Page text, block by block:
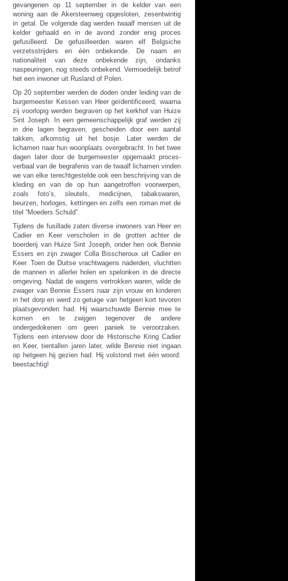
gevangenen op 11 september in de kelder van een
woning aan de Akersteenweg opgesloten, zesentwintig
in getal. De volgende dag werden twaalf mensen uit de
kelder gehaald en in de avond zonder enig proces
gefusilleerd. De gefusilleerden waren elf Belgsiche
verzetsstrijders en één onbekende. De naam en
nationaliteit van deze onbekende zijn, ondanks
naspeuringen, nog steeds onbekend. Vermoedelijk betrof
het een inwoner uit Rusland of Polen.
Op 20 september werden de doden onder leiding van de
burgemeester Kessen van Heer geïdentificeerd, waarna
zij voorlopig werden begraven op het kerkhof van Huize
Sint Joseph. In een gemeenschappelijk graf werden zij
in drie lagen begraven, gescheiden door een aantal
takken, afkomstig uit het bosje. Later werden de
lichamen naar hun woonplaats overgebracht. In het twee
dagen later door de burgemeester opgemaakt proces-
verbaal van de begrafenis van de twaalf lichamen vinden
we van elke terechtgestelde ook een beschrijving van de
kleding en van de op hun aangetroffen voorwerpen,
zoals foto’s, sleutels, medicijnen, tabakswaren,
beurzen, horloges, kettingen en zelfs een roman met de
titel “Moeders Schuld”.
Tijdens de fusillade zaten diverse inwoners van Heer en
Cadier en Keer verscholen in de grotten achter de
boerderij van Huize Sint Joseph, onder hen ook Bennie
Essers en zijn zwager Colla Bisscheroux uit Cadier en
Keer. Toen de Duitse vrachtwagens naderden, vluchtten
de mannen in allerlei holen en spelonken in de directe
omgeving. Nadat de wagens vertrokken waren, wilde de
zwager van Bennie Essers naar zijn vrouw en kinderen
in het dorp en werd zo getuige van hetgeen kort tevoren
plaatsgevonden had. Hij waarschuwde Bennie mee te
komen en te zwijgen tegenover de andere
ondergedokenen om geen paniek te veroorzaken.
Tijdens een interview door de Historische Kring Cadier
en Keer, tientallen jaren later, wilde Bennie niet ingaan
op hetgeen hij gezien had. Hij volstond met één woord:
beestachtig!